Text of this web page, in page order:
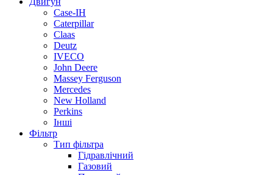
Case-IH
Caterpillar
Claas
Deutz
IVECO
John Deere
Massey Ferguson
Mercedes
New Holland
Perkins
Інші
Фільтр
Тип фільтра
Гідравлічний
Газовий